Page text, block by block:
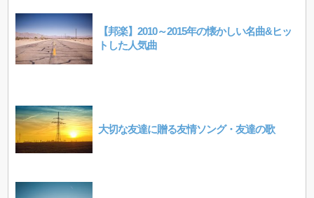
【邦楽】2010～2015年の懐かしい名曲&ヒッ
トした人気曲
大切な友達に贈る友情ソング・友達の歌